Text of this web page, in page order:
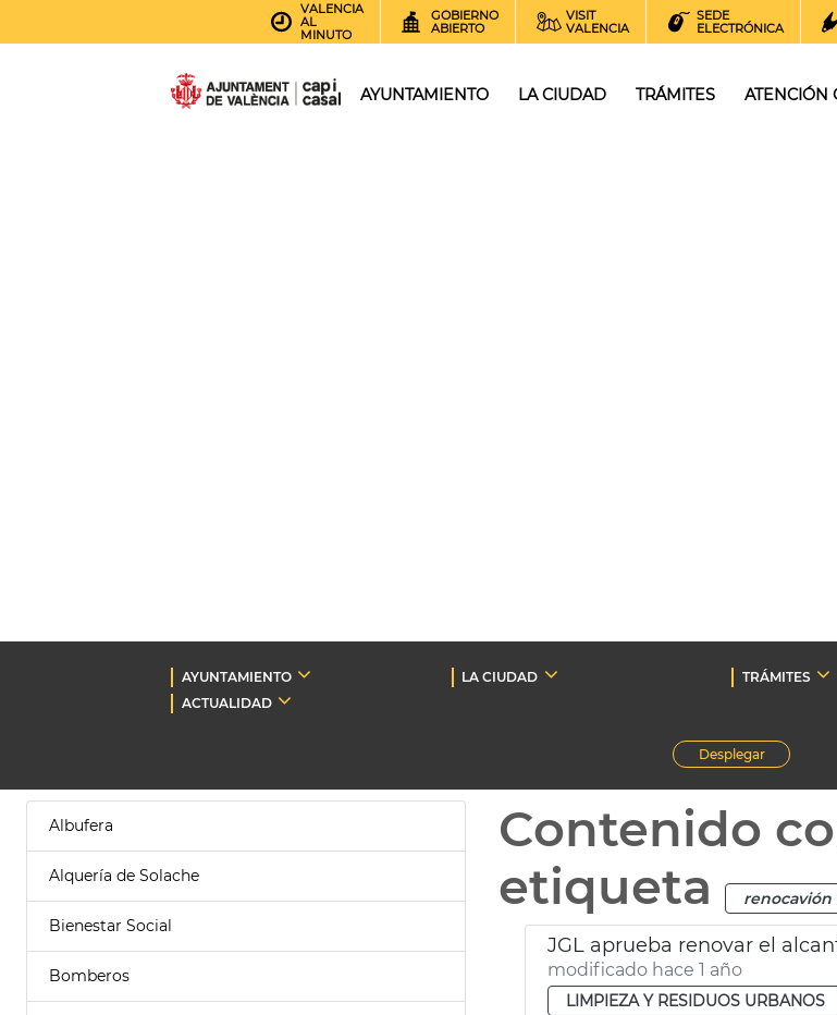
VALENCIA
AL
MINUTO
GOBIERNO
ABIERTO
VISIT
VALENCIA
SEDE
ELECTRÓNICA
AYUNTAMIENTO LA CIUDAD TRÁMITES ATENCIÓN
AYUNTAMIENTO LA CIUDAD TRÁMITES
ACTUALIDAD
Desplegar
Albufera
Alquería de Solache
Bienestar Social
Bomberos
Contenido
etiqueta
renocavión
JGL aprueba renovar el
modificado hace 1 año
LIMPIEZA Y RESIDUOS URBANOS